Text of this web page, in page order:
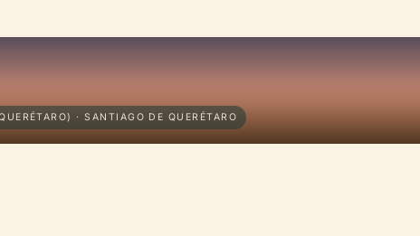
· SANTIAGO DE QUERÉTARO